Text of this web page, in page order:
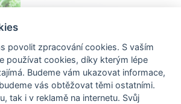
Autor:smidka.m
povolit zpracování cookies. S vaším
používat cookies, díky kterým lépe
. Budeme vám ukazovat informace,
vás obtěžovat těmi ostatními.
tak i v reklamě na internetu. Svůj